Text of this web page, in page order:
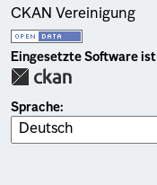
CKAN Vereinigung
Eingesetzte Software ist
Sprache